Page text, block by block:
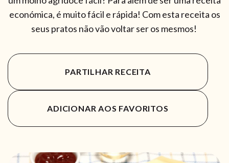
económica, é muito fácil e rápida! Com esta receita os
seus pratos não vão voltar ser os mesmos!
PARTILHAR RECEITA
ADICIONAR AOS FAVORITOS